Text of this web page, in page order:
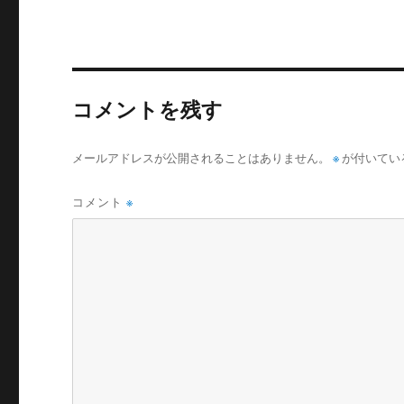
コメントを残す
メールアドレスが公開されることはありません。 ※ が付いて
コメント※